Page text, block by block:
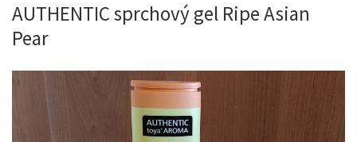
AUTHENTIC sprchový gel Ripe Asian
Pear